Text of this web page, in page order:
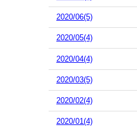
2020/06(5)
2020/05(4)
2020/04(4)
2020/03(5)
2020/02(4)
2020/01(4)